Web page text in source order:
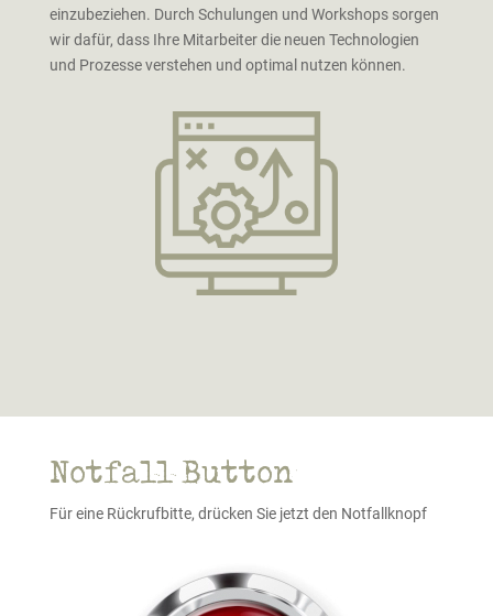
einzubeziehen. Durch Schulungen und Workshops sorgen
wir dafür, dass Ihre Mitarbeiter die neuen Technologien
und Prozesse verstehen und optimal nutzen können.
Notfall Button
Für eine Rückrufbitte, drücken Sie jetzt den Notfallknopf